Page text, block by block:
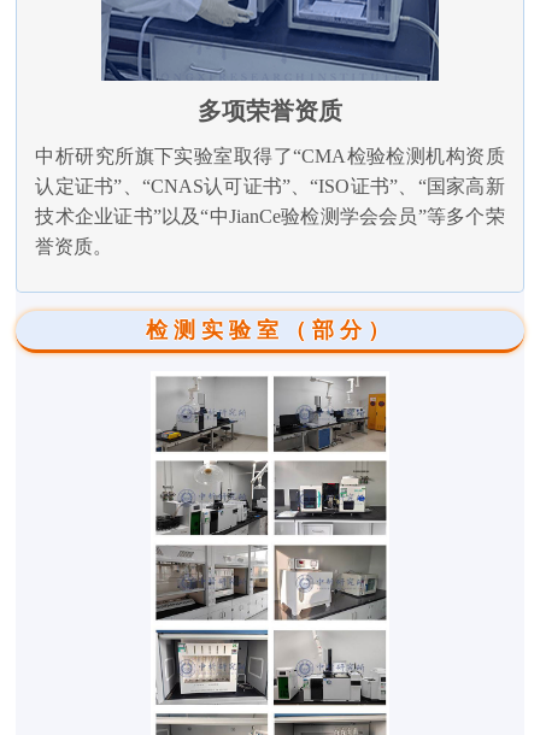
多项荣誉资质
中析研究所旗下实验室取得了“CMA检验检测机构资质
认定证书”、“CNAS认可证书”、“ISO证书”、“国家高新
技术企业证书”以及“中JianCe验检测学会会员”等多个荣
誉资质。
检测实验室（部分）